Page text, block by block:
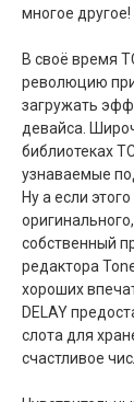
многое другое!
В своё время
революцию
загружать
девайса.
библиотеках
узнаваемые
Ну а если
собственный
редактора
хороших
DELAY
слота для
счастливое